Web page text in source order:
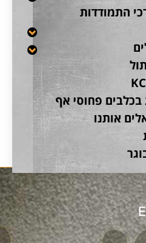
התמודדות
בכלבים פחוסי אף
אותנו